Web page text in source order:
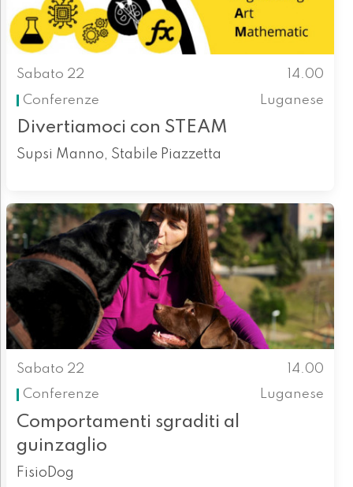
Sabato 22
14.00
Conferenze
Luganese
Divertiamoci con STEAM
Supsi Manno, Stabile Piazzetta
Sabato 22
14.00
Conferenze
Luganese
Comportamenti sgraditi al
guinzaglio
FisioDog